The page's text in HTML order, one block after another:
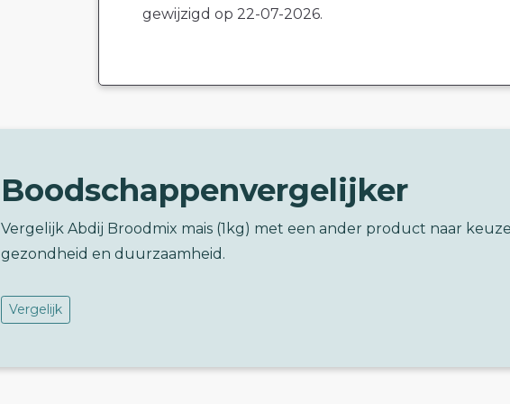
gewijzigd op 22-07-2026.
Boodschappenvergelijker
Vergelijk Abdij Broodmix mais (1kg) met een ander product naar
gezondheid en duurzaamheid.
Vergelijk